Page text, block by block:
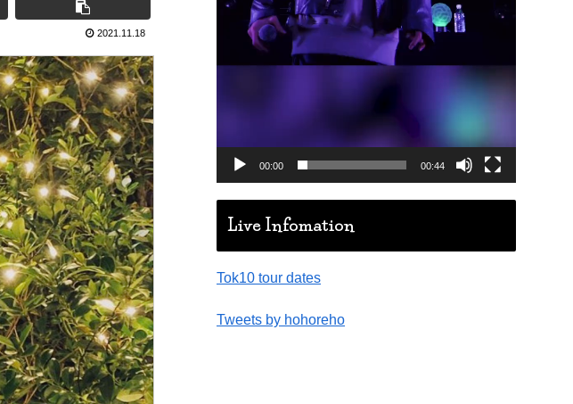
2021.11.18
00:00 00:44
Live Infomation
Tok10 tour dates
Tweets by hohoreho